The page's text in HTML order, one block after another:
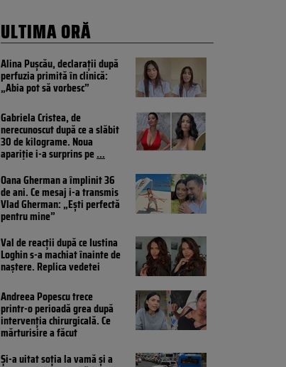
ULTIMA ORĂ
Alina Pușcău, declarații după
perfuzia primită în clinică:
„Abia pot să vorbesc”
Gabriela Cristea, de
nerecunoscut după ce a slăbit
30 de kilograme. Noua
apariție i-a surprins pe...
Oana Gherman a împlinit 36
de ani. Ce mesaj i-a transmis
Vlad Gherman: „Ești perfectă
pentru mine”
Val de reacții după ce Iustina
Loghin s-a machiat înainte de
naștere. Replica vedetei
Andreea Popescu trece
printr-o perioadă grea după
intervenția chirurgicală. Ce
mărturisire a făcut
Și-a uitat soția la vamă și a